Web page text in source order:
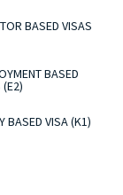
BASED VISAS
BASED
(E2)
BASED VISA (K1)